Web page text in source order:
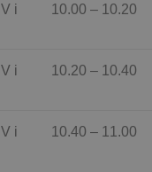
IV i 10.00 – 10.20
IV i 10.20 – 10.40
IV i 10.40 – 11.00